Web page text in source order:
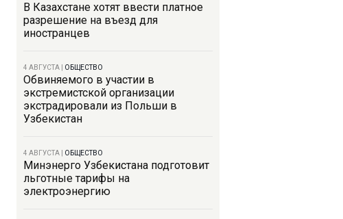
В Казахстане хотят ввести платное
разрешение на въезд для
иностранцев
4 АВГУСТА ОБЩЕСТВО
Обвиняемого в участии в
экстремистской организации
экстрадировали из Польши в
Узбекистан
4 АВГУСТА ОБЩЕСТВО
Минэнерго Узбекистана подготовит
льготные тарифы на
электроэнергию